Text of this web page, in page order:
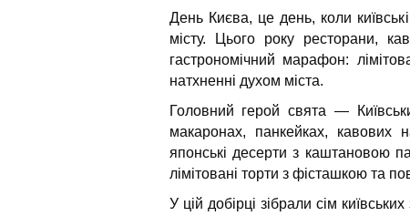
День Києва, це день, коли
місту. Цього року ресторани,
гастрономічний марафон:
натхненні духом міста.
Головний герой свята —
макаронах, панкейках, кавових
японські десерти з каштановою
лімітовані торти з фісташкою та
У цій добірці зібрали сім